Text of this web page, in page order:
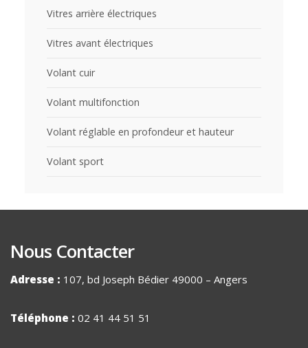
Vitres arrière électriques
Vitres avant électriques
Volant cuir
Volant multifonction
Volant réglable en profondeur et hauteur
Volant sport
Nous Contacter
Adresse : 107, bd Joseph Bédier 49000 – Angers
Téléphone : 02 41 44 51 51